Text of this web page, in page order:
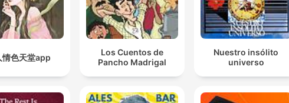
情色天堂app
Los Cuentos de
Pancho Madrigal
Nuestro insólito
universo